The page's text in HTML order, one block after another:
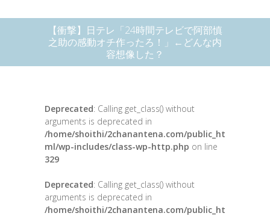
【衝撃】日テレ「24時間テレビで阿部慎
之助の感動オチ作ったろ！」←どんな内
容想像した？
Deprecated: Calling get_class() without
arguments is deprecated in
/home/shoithi/2chanantena.com/public_ht
ml/wp-includes/class-wp-http.php on line
329
Deprecated: Calling get_class() without
arguments is deprecated in
/home/shoithi/2chanantena.com/public_ht